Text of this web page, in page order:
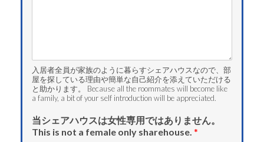
入居者全員が家族のように暮らすシェアハウスなので、部
屋を探している理由や簡単な自己紹介を添えていただける
と助かります。 Because all the roommates will become like
a family, a bit of your self introduction will be appreciated.
当シェアハウスは女性専用ではありません。
This is not a female only sharehouse. *